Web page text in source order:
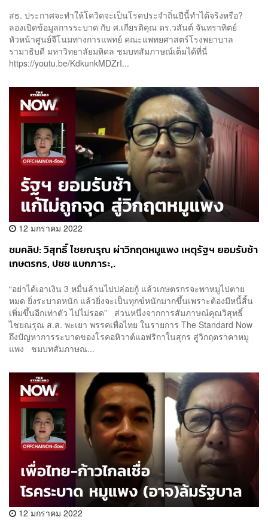
สธ. ประกาศจะทำให้โควิดจะเป็นโรคประจำถิ่นปีนี้ทำได้จริงหรือ?
ลองเปิดข้อมูลการระบาด กับ ศ.เกียรติคุณ ดร.วสันต์ จันทราทิตย์
หัวหน้าศูนย์จีโนมทางการแพทย์ คณะแพทยศาสตร์โรงพยาบาล
รามาธิบดี มหาวิทยาลัยมหิดล ชมบทสัมภาษณ์เต็มได้ที่นี่
https://youtu.be/KdkunkMDZrI...
12 มกราคม 2022
ชมคลิป: วิสุทธิ์ ไชยณรุณ ผ่าวิกฤตหมูแพง เหตุรัฐฯ ยอมรับช้า
เกษตรกร, ปชช แบกภาระ,.
“อย่าได้เอาเงิน 3 หมื่นล้านไปปล่อยกู้ แล้วเกษตรกรจะพาหมูไปตาย
หมด ยิ่งระบาดหนัก แล้วยิ่งจะเป็นทุกข์หนักมากขึ้นเพราะต้องมีหนี้สิ้น
เพิ่มขึ้นอีกเท่าตัว ไปไม่รอด” ส่วนหนึ่งจากการสัมภาษณ์คุณวิสุทธิ์
ไชยณรุณ ส.ส. พะเยา พรรคเพื่อไทย ในรายการ The Standard Now
ถึงปัญหาการระบาดของโรคอหิวาต์แอฟริกาในสุกร สู่วิกฤตราคาหมู
แพง ชมบทสัมภาษณ...
12 มกราคม 2022